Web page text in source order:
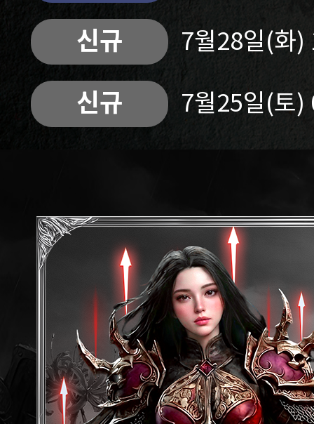
신규 7월28일(화
신규 7월25일(토